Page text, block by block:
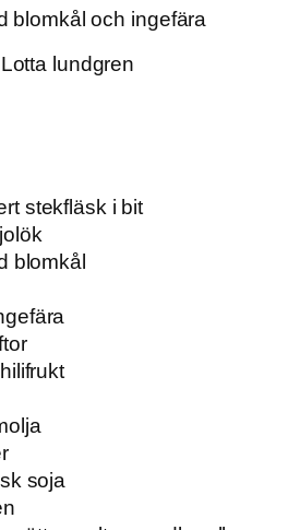
blomkål och ingefära
lundgren
stekfläsk i bit
blomkål
soja